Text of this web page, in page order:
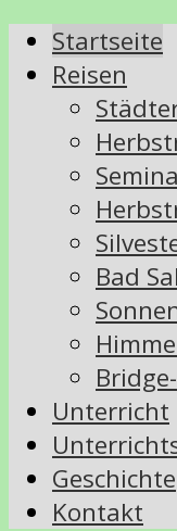
Startseite
Reisen
Bad
Unterricht
Geschichte
Kontakt